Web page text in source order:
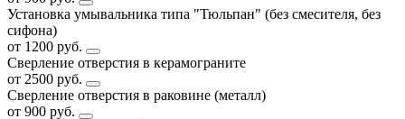
Установка умывальника типа "Тюльпан" (без смесителя, без
сифона)
от 1200 руб.
Сверление отверстия в керамограните
от 2500 руб.
Сверление отверстия в раковине (металл)
от 900 руб.